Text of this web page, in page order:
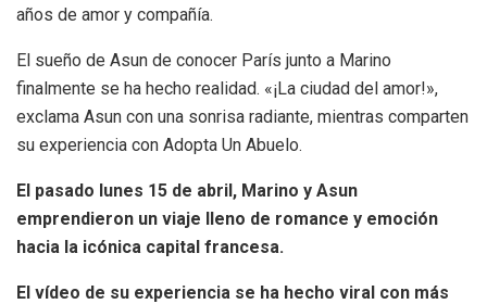
años de amor y compañía.
El sueño de Asun de conocer París junto a Marino
finalmente se ha hecho realidad. «¡La ciudad del amor!»,
exclama Asun con una sonrisa radiante, mientras comparten
su experiencia con Adopta Un Abuelo.
El pasado lunes 15 de abril, Marino y Asun
emprendieron un viaje lleno de romance y emoción
hacia la icónica capital francesa.
El vídeo de su experiencia se ha hecho viral con más